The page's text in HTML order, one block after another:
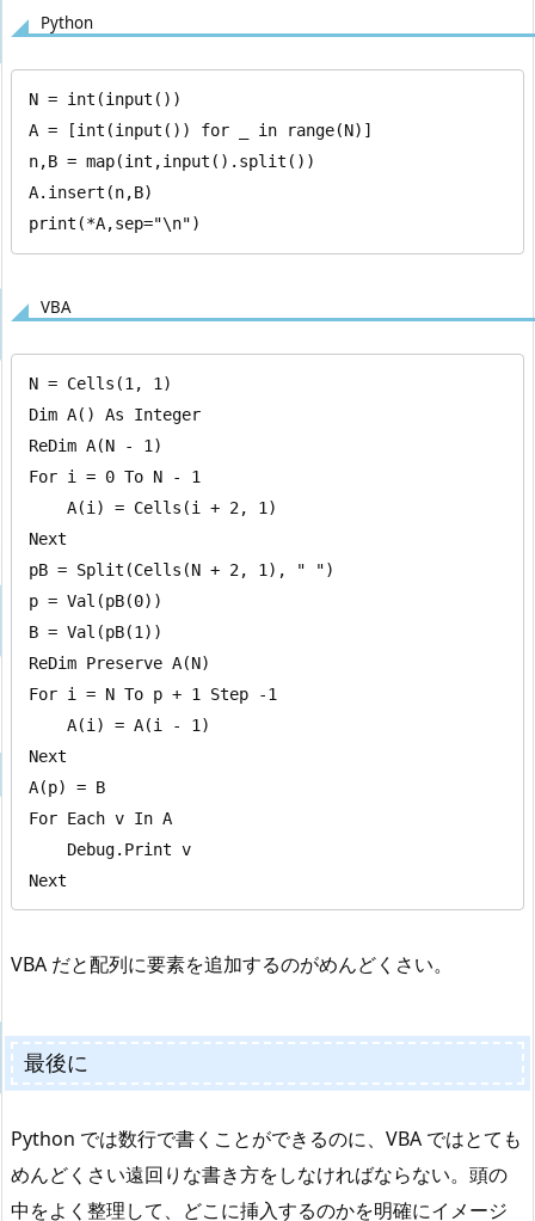
Python
N = int(input())
A = [int(input()) for _ in range(N)]
n,B = map(int,input().split())
A.insert(n,B)
print(*A,sep="\n")
VBA
N = Cells(1, 1)
Dim A() As Integer
ReDim A(N - 1)
For i = 0 To N - 1
Next
pB = Split(Cells(N + 2, 1), " ")
p = Val(pB(0))
B = Val(pB(1))
ReDim Preserve A(N)
For i = N To p + 1 Step -1
Next
A(p) = B
For Each v In A
Next
VBA だと配列に要素を追加するのがめんどくさい。
最後に
Python では数行で書くことができるのに、VBA ではとても
めんどくさい遠回りな書き方をしなければならない。頭の
中をよく整理して、どこに挿入するのかを明確にイメージ